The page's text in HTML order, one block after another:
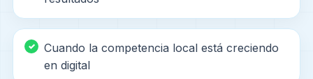
Cuando la competencia local está creciendo
en digital